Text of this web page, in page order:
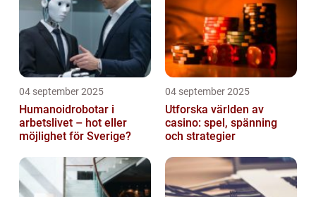
04 september 2025
Humanoidrobotar i
arbetslivet – hot eller
möjlighet för Sverige?
04 september 2025
Utforska världen av
casino: spel, spänning
och strategier